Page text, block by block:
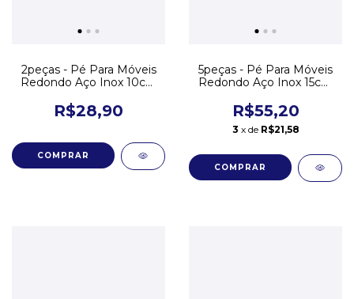
2peças - Pé Para Móveis
Redondo Aço Inox 10cm
R$28,90
5peças - Pé Para Móveis
Redondo Aço Inox 15cm
R$55,20
3 x de R$21,58